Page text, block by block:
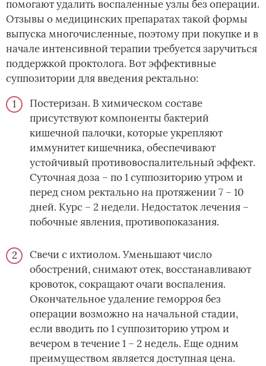
помогают удалить воспаленные узлы без операции.
Отзывы о медицинских препаратах такой формы
выпуска многочисленные, поэтому при покупке и в
начале интенсивной терапии требуется заручиться
поддержкой проктолога. Вот эффективные
суппозитории для введения ректально:
Постеризан. В химическом составе
присутствуют компоненты бактерий
кишечной палочки, которые укрепляют
иммунитет кишечника, обеспечивают
устойчивый противовоспалительный эффект.
Суточная доза – по 1 суппозиторию утром и
перед сном ректально на протяжении 7 – 10
дней. Курс – 2 недели. Недостаток лечения –
побочные явления, противопоказания.
Свечи с ихтиолом. Уменьшают число
обострений, снимают отек, восстанавливают
кровоток, сокращают очаги воспаления.
Окончательное удаление геморроя без
операции возможно на начальной стадии,
если вводить по 1 суппозиторию утром и
вечером в течение 1 – 2 недель. Еще одним
преимуществом является доступная цена.